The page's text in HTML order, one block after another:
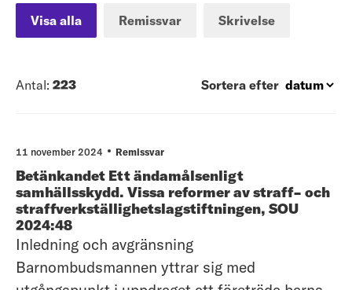
Visa alla
Remissvar Skrivelse
Antal: 223 Sortera efter
11 november 2024 Remissvar
Betänkandet Ett ändamålsenligt
samhällsskydd. Vissa reformer av straff- och
straffverkställighetslagstiftningen, SOU
2024:48
Inledning och avgränsning
Barnombudsmannen yttrar sig med